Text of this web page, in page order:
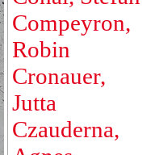
Compeyron,
Robin
Cronauer,
Jutta
Czauderna,